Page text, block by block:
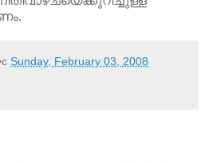
Sunday, February 03, 2008